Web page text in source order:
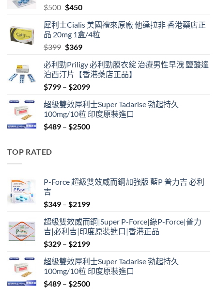
$500 Original
was:
$500.
$450Current
is:
$450.
犀利士Cialis 美國禮來原廠 他達拉非 香港藥店正
品 20mg 1盒/4粒
$399 Original
was:
$399.
$369Current
is:
$369.
必利勁Priligy 必利勁膜衣錠 治療男性早洩 鹽酸達
泊西汀片【香港藥店正品】
$799 – $2099Price
$799
through
$2099
超級雙效犀利士Super Tadarise 勃起持久
100mg/10粒 印度原裝進口
$489 – $2500Price
TOP RATED
P-Force 超級雙效威而鋼加強版 藍P 普力吉 必利
吉
$349 – $2199Price
$349
through
$2199
超級雙效威而鋼|Super P-Force|綠P-Force|普力
吉|必利吉|印度原裝進口|香港正品
$329 – $2199Price
$329
through
$2199
超級雙效犀利士Super Tadarise 勃起持久
100mg/10粒 印度原裝進口
$489 – $2500Price